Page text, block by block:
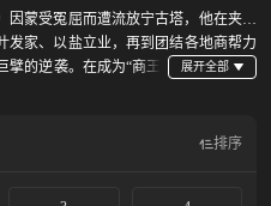
蒙受冤屈而遭流放宁古塔，他在夹缝
发家、以盐立业，再到团结各地商帮力
的逆袭。在成为“商王”
相识，共同塑造出了一群复杂立体、有
排序